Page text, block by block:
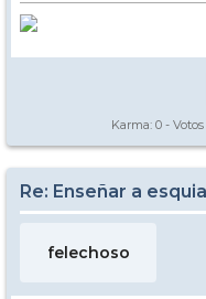
Karma: 0 -
Re: Enseñar a
felechoso